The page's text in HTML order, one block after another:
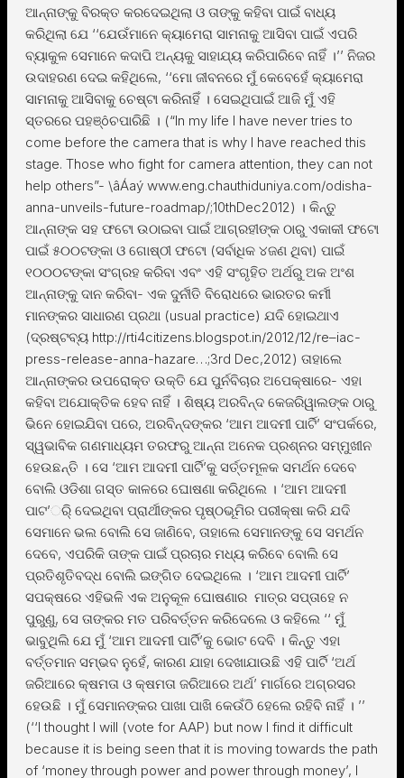
ଆନ୍ନାଙ୍କୁ ବିରକ୍ତ କରଦେଇଥିଲା ଓ ତାଙ୍କୁ କହିବା ପାଇଁ ବାଧ୍ୟ
କରିଥିଲା ଯେ ‘‘ଯେଉଁମାନେ କ୍ୟାମେରା ସାମନାକୁ ଆସିବା ପାଇଁ ଏପରି
ବ୍ୟାକୁଳ ସେମାନେ କଦାପି ଅନ୍ୟକୁ ସାହାଯ୍ୟ କରିପାରିବେ ନାହିଁ ।’’ ନିଜର
ଉଦାହରଣ ଦେଇ କହିଥିଲେ, ‘‘ମୋ ଜୀବନରେ ମୁଁ କେବେହେଁ କ୍ୟାମେରା
ସାମନାକୁ ଆସିବାକୁ ଚେଷ୍ଟା କରିନାହିଁ । ସେଇଥିପାଇଁ ଆଜି ମୁଁ ଏହି
ସ୍ତରରେ ପହଞ୍ôଚପାରିଛି । (“In my life I have never tries to
come before the camera that is why I have reached this
stage. Those who fight for camera attention, they can not
help others”- \âÁaý www.eng.chauthiduniya.com/odisha-
anna-unveils-future-roadmap/;10thDec2012) । କିନ୍ତୁ
ଆନ୍ନାଙ୍କ ସହ ଫଟୋ ଉଠାଇବା ପାଇଁ ଆଗ୍ରହୀଙ୍କ ଠାରୁ ଏକାକୀ ଫଟୋ
ପାଇଁ ୫୦୦ଟଙ୍କା ଓ ଗୋଷ୍ଠୀ ଫଟୋ (ସର୍ବାଧିକ ୪ଜଣ ଥିବା) ପାଇଁ
୧୦୦୦ଟଙ୍କା ସଂଗ୍ରହ କରିବା ଏବଂ ଏହି ସଂଗୃହିତ ଅର୍ଥରୁ ଅକ ଅଂଶ
ଆନ୍ନାଙ୍କୁ ଦାନ କରିବା- ଏକ ଦୁର୍ନୀତି ବିରୋଧରେ ଭାରତର କର୍ମୀ
ମାନଙ୍କର ସାଧାରଣ ପ୍ରଥା (usual practice) ଯଦି ହୋଇଥାଏ
(ଦ୍ରଷ୍ଟବ୍ୟ http://rti4citizens.blogspot.in/2012/12/re–iac-
press-release-anna-hazare…;3rd Dec,2012) ତାହାଲେ
ଆନ୍ନାଙ୍କର ଉପରୋକ୍ତ ଉକ୍ତି ଯେ ପୁର୍ନବିଚାର ଅପେକ୍ଷାରେ- ଏହା
କହିବା ଅଯୋକ୍ତିକ ହେବ ନାହିଁ । ଶିଷ୍ୟ ଅରବିନ୍ଦ କେଜରିୱାଲଙ୍କ ଠାରୁ
ଭିନେ ହୋଇଯିବା ପରେ, ଅରବିନ୍ଦଙ୍କର ‘ଆମ ଆଦମୀ ପାର୍ଟି’ ସଂପର୍କରେ,
ସ୍ୱଭାବିକ ଗଣମାଧ୍ୟମ ତରଫରୁ ଆନ୍ନା ଅନେକ ପ୍ରଶ୍ନର ସମ୍ମୁଖୀନ
ହେଉଛନ୍ତି । ସେ ‘ଆମ ଆଦମୀ ପାର୍ଟି’କୁ ସର୍ତ୍ତମୂଳକ ସମର୍ଥନ ଦେବେ
ବୋଲି ଓଡିଶା ଗସ୍ତ କାଳରେ ଘୋଷଣା କରିଥିଲେ । ‘ଆମ ଆଦମୀ
ପାଟ’ର୍ି ଦେଇଥିବା ପ୍ରାର୍ଥୀଙ୍କର ପୃଷ୍ଠଭୂମିର ପରୀକ୍ଷା କରି ଯଦି
ସେମାନେ ଭଲ ବୋଲି ସେ ଜାଣିବେ, ତାହାଲେ ସେମାନଙ୍କୁ ସେ ସମର୍ଥନ
ଦେବେ, ଏପରିକି ତାଙ୍କ ପାଇଁ ପ୍ରଚାର ମଧ୍ୟ କରିବେ ବୋଲି ସେ
ପ୍ରତିଶୃତିବଦ୍ଧ ବୋଲି ଇଙ୍ଗିତ ଦେଇଥିଲେ । ‘ଆମ ଆଦମୀ ପାର୍ଟି’
ସପକ୍ଷରେ ଏହିଭଳି ଏକ ଅନୁକୂଳ ଘୋଷଣାର ମାତ୍ର ସପ୍ତାହେ ନ
ପୁରୁଣୁ, ସେ ତାଙ୍କର ମତ ପରିବର୍ତ୍ତନ କରିଦେଲେ ଓ କହିଲେ ‘‘ ମୁଁ
ଭାବୁଥିଲି ଯେ ମୁଁ ‘ଆମ ଆଦମୀ ପାର୍ଟି’କୁ ଭୋଟ ଦେବି । କିନ୍ତୁ ଏହା
ବର୍ତ୍ତମାନ ସମ୍ଭବ ନୁହେଁ, କାରଣ ଯାହା ଦେଖାଯାଉଛି ଏହି ପାର୍ଟି ‘ଅର୍ଥ
ଜରିଆରେ କ୍ଷମତା ଓ କ୍ଷମତା ଜରିଆରେ ଅର୍ଥ’ ମାର୍ଗରେ ଅଗ୍ରସର
ହେଉଛି । ମୁଁ ସେମାନଙ୍କର ପାଖା ପାଖି କେଉଁଠି ହେଲେ ରହିବି ନାହିଁ । ’’
(‘‘I thought I will (vote for AAP) but now I find it difficult
because it is being seen that it is moving towards the path
of ‘money through power and power through money’, I